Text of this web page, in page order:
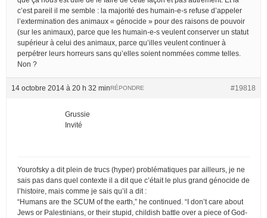
c’est pareil il me semble : la majorité des humain-e-s refuse d’appeler
l’extermination des animaux « génocide » pour des raisons de pouvoir
(sur les animaux), parce que les humain-e-s veulent conserver un statut
supérieur à celui des animaux, parce qu’illes veulent continuer à
perpétrer leurs horreurs sans qu’elles soient nommées comme telles.
Non ?
14 octobre 2014 à 20 h 32 min #19818
RÉPONDRE
Grussie
Invité
Yourofsky a dit plein de trucs (hyper) problématiques par ailleurs, je ne
sais pas dans quel contexte il a dit que c’était le plus grand génocide de
l’histoire, mais comme je sais qu’il a dit :
“Humans are the SCUM of the earth,” he continued. “I don’t care about
Jews or Palestinians, or their stupid, childish battle over a piece of God-